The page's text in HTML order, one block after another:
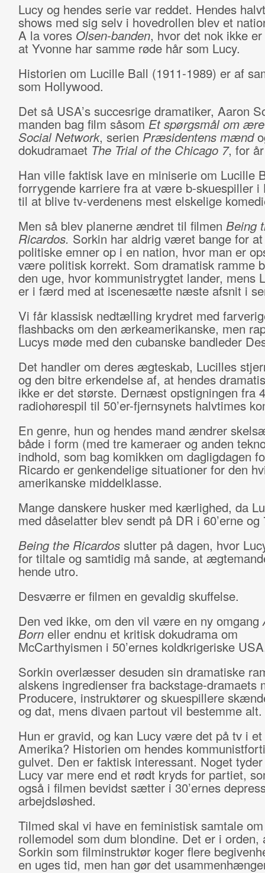
Lucy og hendes serie var reddet. Hendes
shows med sig selv i hovedrollen blev et
A la vores Olsen-banden, hvor det nok ikke
at Yvonne har samme røde hår som Lucy.
Historien om Lucille Ball (1911-1989) er af
som Hollywood.
Det så USA’s succesrige dramatiker, Aaron
manden bag film såsom Et spørgsmål om
Social Network, serien Præsidentens mænd
dokudramaet The Trial of the Chicago 7, for
Han ville faktisk lave en miniserie om Lucille
forrygende karriere fra at være b-skuespiller i
til at blive tv-verdenens mest elskelige
Men så blev planerne ændret til filmen Being
Ricardos. Sorkin har aldrig været bange for
politiske emner op i en nation, hvor man er
være politisk korrekt. Som dramatisk ramme
den uge, hvor kommunistrygtet lander, mens
er i færd med at iscenesætte næste afsnit i
Vi får klassisk nedtælling krydret med
flashbacks om den ærkeamerikanske, men
Lucys møde med den cubanske bandleder
Det handler om deres ægteskab, Lucilles
og den bitre erkendelse af, at hendes
ikke er det største. Dernæst opstigningen fra
radiohørespil til 50’er-fjernsynets halvtimes
En genre, hun og hendes mand ændrer
både i form (med tre kameraer og anden
indhold, som bag komikken om dagligdagen
Ricardo er genkendelige situationer for den
amerikanske middelklasse.
Mange danskere husker med kærlighed, da
med dåselatter blev sendt på DR i 60’erne og
Being the Ricardosslutter på dagen, hvor
for tiltale og samtidig må sande, at
hende utro.
Desværre er filmen en gevaldig skuffelse.
Den ved ikke, om den vil være en ny omgang
Borneller endnu et kritisk dokudrama om
McCarthyismen i 50’ernes koldkrigeriske
Sorkin overlæsser desuden sin dramatiske
alskens ingredienser fra backstage-dramaets
Producere, instruktører og skuespillere
og dat, mens divaen partout vil bestemme alt.
Hun er gravid, og kan Lucy være det på tv i
Amerika? Historien om hendes
gulvet. Den er faktisk interessant. Noget
Lucy var mere end et rødt kryds for partiet,
også i filmen bevidst sætter i 30’ernes
arbejdsløshed.
Tilmed skal vi have en feministisk samtale
rollemodel som dum blondine. Det er i orden,
Sorkin som filminstruktør koger flere
en uges tid, men han gør det